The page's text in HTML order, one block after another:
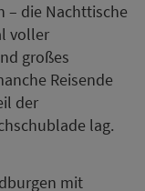
– die Nachttische
voller
großes
Reisende
der
lag.
mit